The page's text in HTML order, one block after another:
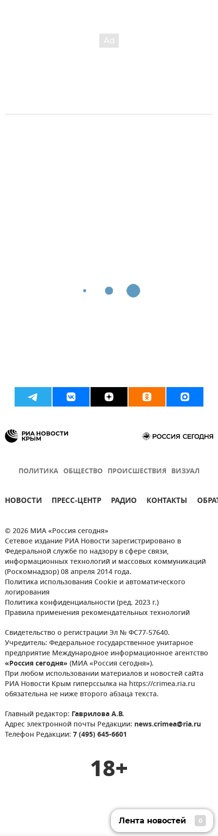
ПОЛИТИКА ОБЩЕСТВО ПРОИСШЕСТВИЯ ВИЗУАЛ
НОВОСТИ ПРЕСС-ЦЕНТР РАДИО КОНТАКТЫ
© 2026 МИА «Россия сегодня»
Сетевое издание РИА Новости зарегистрировано в
Федеральной службе по надзору в сфере связи,
информационных технологий и массовых коммуникаций
(Роскомнадзор) 08 апреля 2014 года.
Политика использования Cookie и автоматического
логирования
Политика конфиденциальности (ред. 2023 г.)
Правила применения рекомендательных технологий
Свидетельство о регистрации Эл № ФС77-57640.
Учредитель: Федеральное государственное унитарное
предприятие Международное информационное агентство
«Россия сегодня» (МИА «Россия сегодня»).
При любом использовании материалов и новостей сайта
РИА Новости Крым гиперссылка на https://crimea.ria.ru
обязательна не ниже второго абзаца текста.
Главный редактор: Гаврилова А.В.
Адрес электронной почты Редакции: news.crimea@ria.ru
Телефон Редакции: 7 (495) 645-6601
18+
Лента новостей 0